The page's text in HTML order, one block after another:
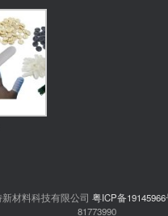
材料科技有限公司 粤ICP备19145966
81773990